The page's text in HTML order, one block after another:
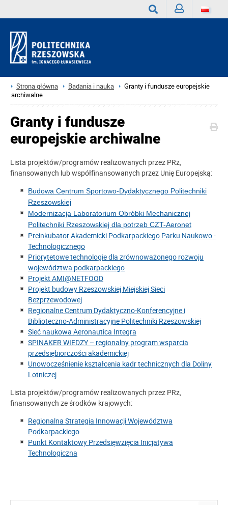
Strona główna Badania i nauka
Granty i fundusze europejskie
archiwalne
Granty i fundusze
europejskie archiwalne
Lista projektów/programów realizowanych przez PRz,
finansowanych lub współfinansowanych przez Unię Europejską:
Budowa Centrum Sportowo-Dydaktycznego Politechniki
Rzeszowskiej
Modernizacja Laboratorium Obróbki Mechanicznej
Politechniki Rzeszowskiej dla potrzeb CZT-Aeronet
Preinkubator Akademicki Podkarpackiego Parku Naukowo -
Technologicznego
Priorytetowe technologie dla zrównoważonego rozwoju
województwa podkarpackiego
Projekt AMI@NETFOOD
Projekt budowy Rzeszowskiej Miejskiej Sieci
Bezprzewodowej
Regionalne Centrum Dydaktyczno-Konferencyjne i
Biblioteczno-Administracyjne Politechniki Rzeszowskiej
Sieć naukowa Aeronautica Integra
SPINAKER WIEDZY – regionalny program wsparcia
przedsiębiorczości akademickiej
Unowocześnienie kształcenia kadr technicznych dla Doliny
Lotniczej
Lista projektów/programów realizowanych przez PRz,
finansowanych ze środków krajowych:
Regionalna Strategia Innowacji Województwa
Podkarpackiego
Punkt Kontaktowy Przedsięwzięcia Inicjatywa
Technologiczna